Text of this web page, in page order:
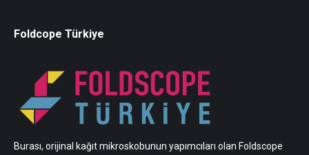
Foldcope Türkiye
Burası, orijinal kağıt mikroskobunun yapımcıları olan Foldscope